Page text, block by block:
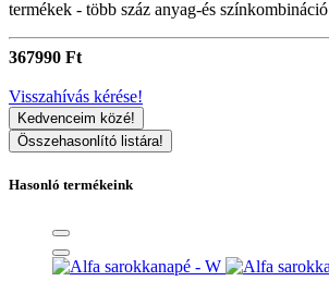
termékek - több száz anyag-és színkombináció
367990 Ft
Visszahívás kérése!
Kedvenceim közé!
Összehasonlító listára!
Hasonló termékeink